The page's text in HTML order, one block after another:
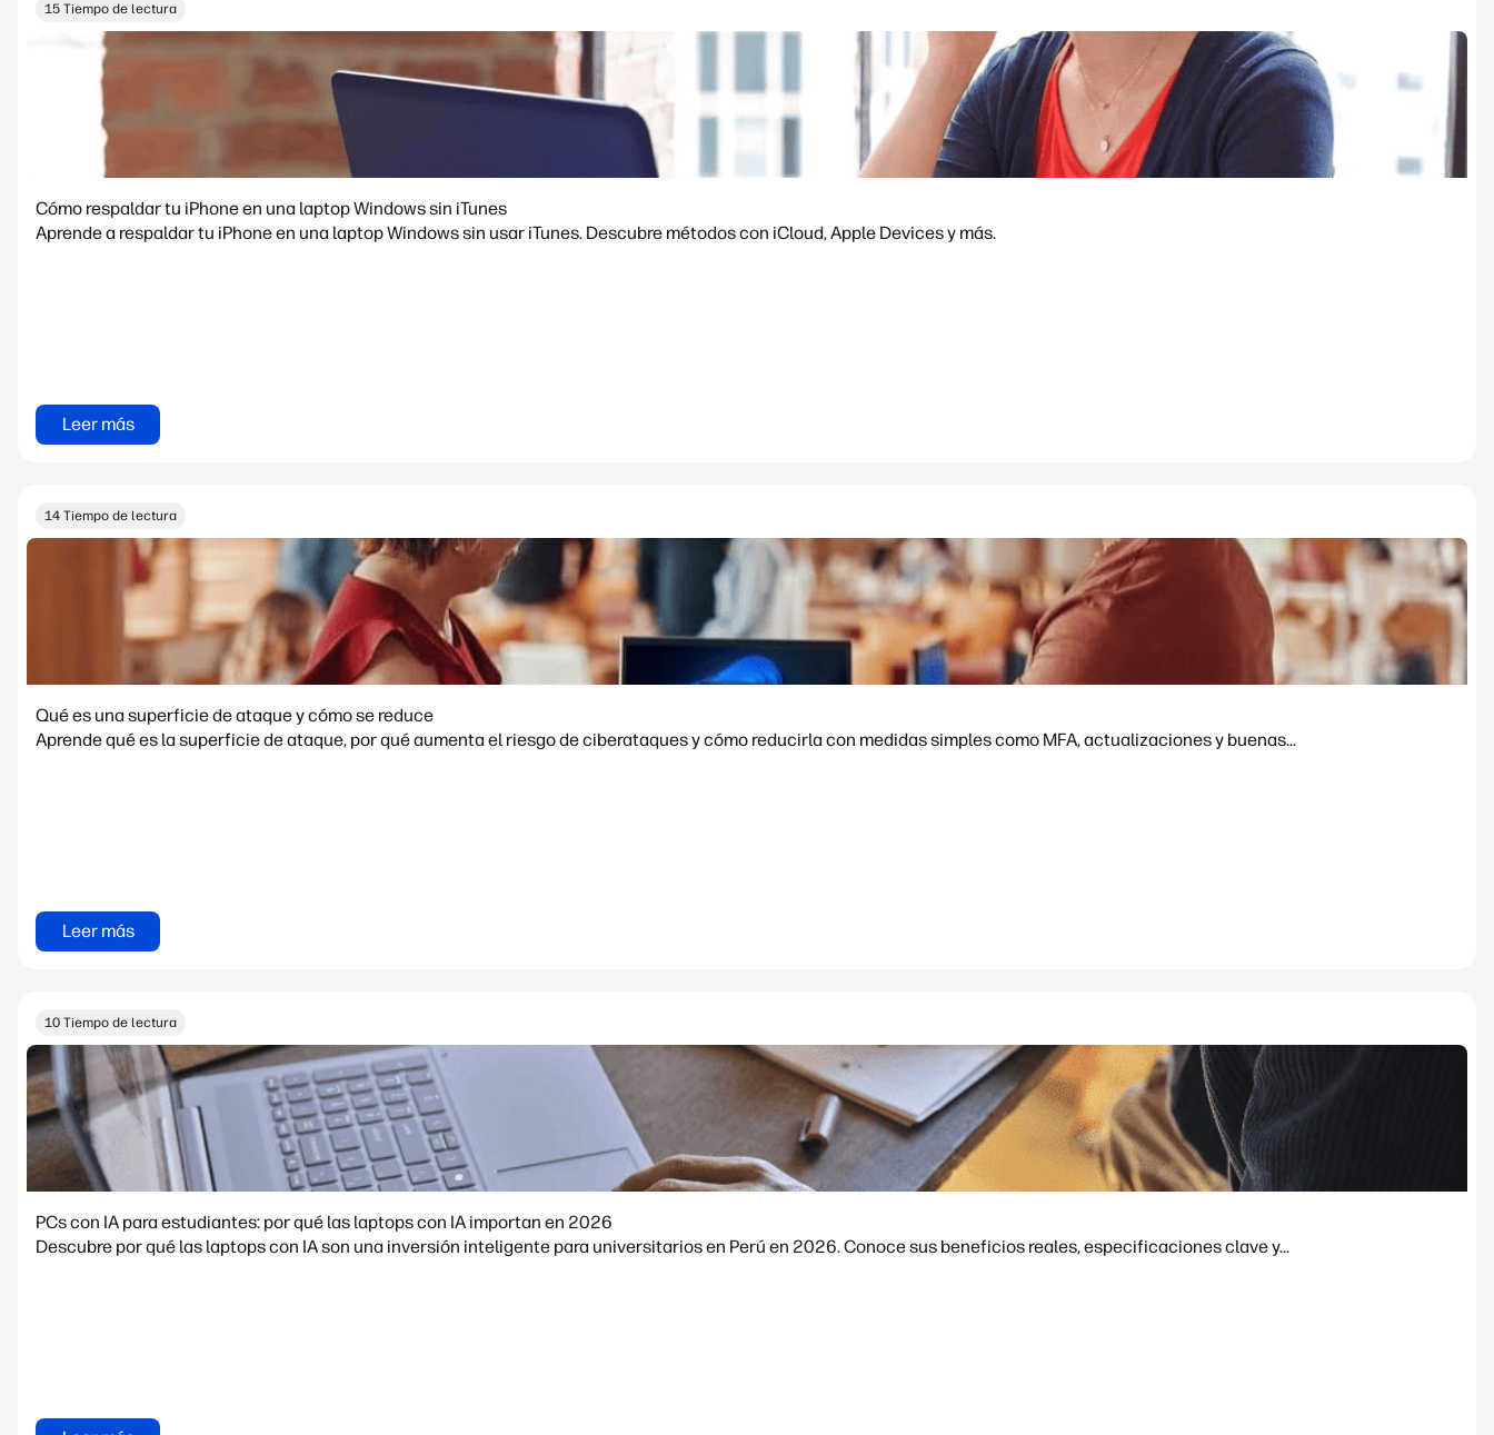
15 Tiempo de lectura
Cómo respaldar tu iPhone en una laptop Windows sin iTunes
Aprende a respaldar tu iPhone en una laptop Windows sin usar iTunes. Descubre métodos con iCloud, Apple Devices y más.
Leer más
14 Tiempo de lectura
Qué es una superficie de ataque y cómo se reduce
Aprende qué es la superficie de ataque, por qué aumenta el riesgo de ciberataques y cómo reducirla con medidas simples como MFA, actualizaciones y buenas...
Leer más
10 Tiempo de lectura
PCs con IA para estudiantes: por qué las laptops con IA importan en 2026
Descubre por qué las laptops con IA son una inversión inteligente para universitarios en Perú en 2026. Conoce sus beneficios reales, especificaciones clave y...